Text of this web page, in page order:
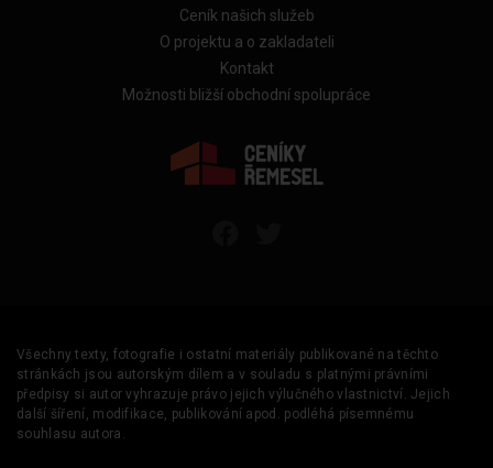
Ceník našich služeb
O projektu a o zakladateli
Kontakt
Možnosti bližší obchodní spolupráce
Všechny texty, fotografie i ostatní materiály publikované na těchto
stránkách jsou autorským dílem a v souladu s platnými právními
předpisy si autor vyhrazuje právo jejich výlučného vlastnictví. Jejich
další šíření, modifikace, publikování apod. podléhá písemnému
souhlasu autora.